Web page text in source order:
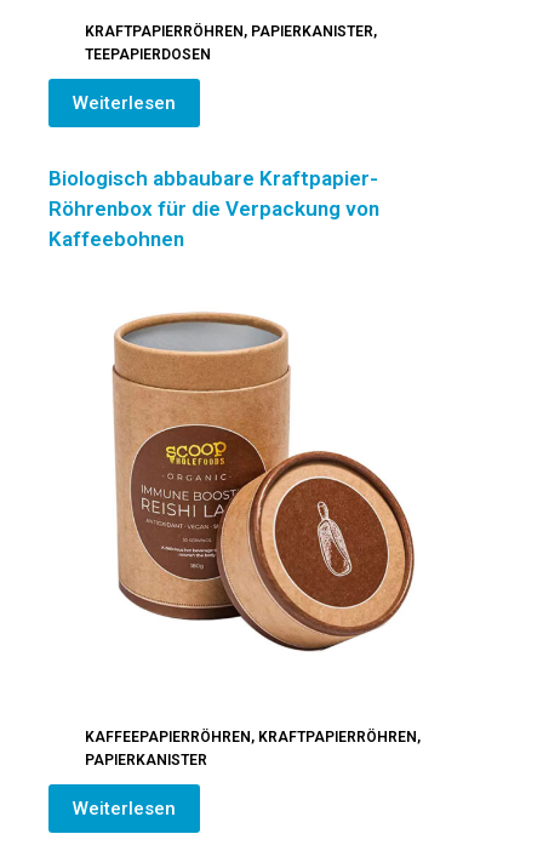
KRAFTPAPIERRÖHREN, PAPIERKANISTER,
TEEPAPIERDOSEN
Weiterlesen
Biologisch abbaubare Kraftpapier-
Röhrenbox für die Verpackung von
Kaffeebohnen
KAFFEEPAPIERRÖHREN, KRAFTPAPIERRÖHREN,
PAPIERKANISTER
Weiterlesen